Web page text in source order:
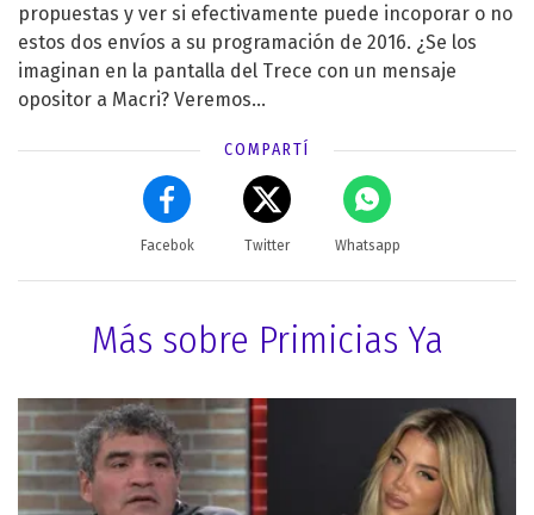
propuestas y ver si efectivamente puede incoporar o no
estos dos envíos a su programación de 2016. ¿Se los
imaginan en la pantalla del Trece con un mensaje
opositor a Macri? Veremos...
COMPARTÍ
Facebok Twitter Whatsapp
Más sobre Primicias Ya